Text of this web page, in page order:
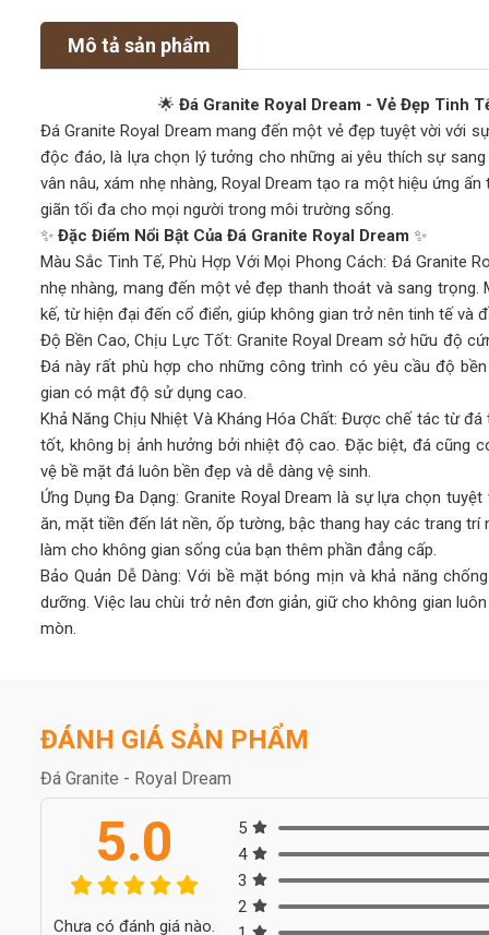
Mô tả sản phẩm
🌟 Đá Granite Royal Dream - Vẻ Đẹp Tinh
Đá Granite Royal Dream mang đến một vẻ đẹp tuyệt vời với
độc đáo, là lựa chọn lý tưởng cho những ai yêu thích sự
vân nâu, xám nhẹ nhàng, Royal Dream tạo ra một hiệu ứng
giãn tối đa cho mọi người trong môi trường sống.
✨ Đặc Điểm Nổi Bật Của Đá Granite Royal Dream ✨
Màu Sắc Tinh Tế, Phù Hợp Với Mọi Phong Cách: Đá Granite
nhẹ nhàng, mang đến một vẻ đẹp thanh thoát và sang
kế, từ hiện đại đến cổ điển, giúp không gian trở nên tinh tế và
Độ Bền Cao, Chịu Lực Tốt: Granite Royal Dream sở hữu độ
Đá này rất phù hợp cho những công trình có yêu cầu độ
gian có mật độ sử dụng cao.
Khả Năng Chịu Nhiệt Và Kháng Hóa Chất: Được chế tác từ
tốt, không bị ảnh hưởng bởi nhiệt độ cao. Đặc biệt, đá cũng
vệ bề mặt đá luôn bền đẹp và dễ dàng vệ sinh.
Ứng Dụng Đa Dạng: Granite Royal Dream là sự lựa chọn
ăn, mặt tiền đến lát nền, ốp tường, bậc thang hay các trang
làm cho không gian sống của bạn thêm phần đẳng cấp.
Bảo Quản Dễ Dàng: Với bề mặt bóng mịn và khả năng
dưỡng. Việc lau chùi trở nên đơn giản, giữ cho không gian
mòn.
Độ Bền Vượt Trội: Granite Royal Dream có khả năng chịu lực
Khả Năng Chịu Hóa Chất Và Dễ Bảo Quản: Đá có khả năng
Thông Tin Kỹ Thuật
Chất Liệu: Đá Granite (Royal Dream) Màu Sắc: Sáng với các
lát nền, ốp tường, bậc thang, trang trí nội thất Độ Bền: Cao,
dàng vệ sinh
ĐÁNH GIÁ SẢN PHẨM
Đá Granite - Royal Dream
5.0
Chưa có đánh giá nào.
5
4
3
2